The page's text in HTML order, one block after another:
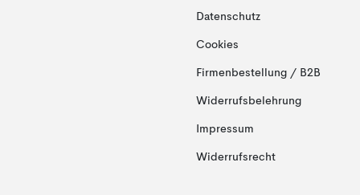
Datenschutz
Cookies
Firmenbestellung / B2B
Widerrufsbelehrung
Impressum
Widerrufsrecht